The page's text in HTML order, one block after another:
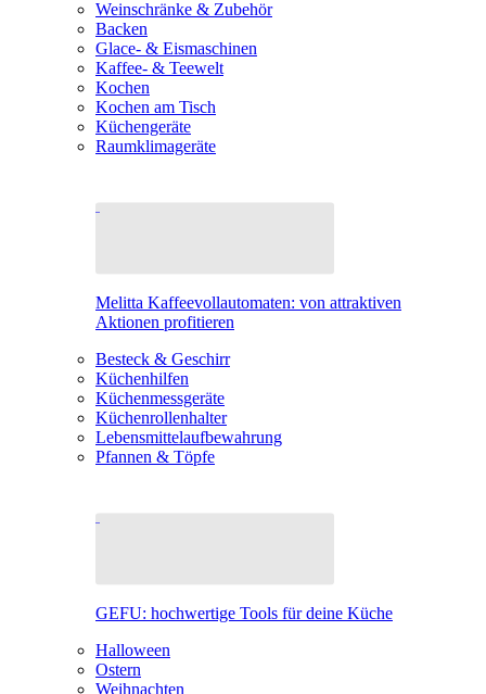
Weinschränke & Zubehör
Backen
Glace- & Eismaschinen
Kaffee- & Teewelt
Kochen
Kochen am Tisch
Küchengeräte
Raumklimageräte
Melitta Kaffeevollautomaten: von attraktiven
Aktionen profitieren
Besteck & Geschirr
Küchenhilfen
Küchenmessgeräte
Küchenrollenhalter
Lebensmittelaufbewahrung
Pfannen & Töpfe
GEFU: hochwertige Tools für deine Küche
Halloween
Ostern
Weihnachten